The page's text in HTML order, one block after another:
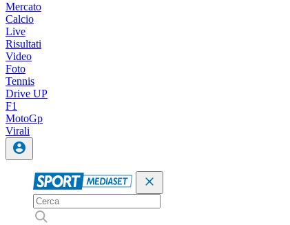
Mercato
Calcio
Live
Risultati
Video
Foto
Tennis
Drive UP
F1
MotoGp
Virali